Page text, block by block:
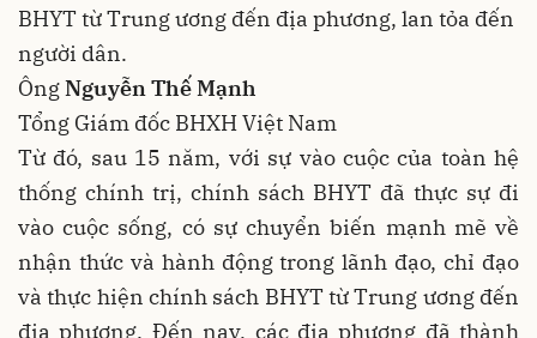
BHYT từ Trung ương đến địa phương, lan tỏa đến
người dân.
ÔngNguyễn Thế Mạnh
Tổng Giám đốc BHXH Việt Nam
Từ đó, sau 15 năm, với sự vào cuộc của toàn hệ
thống chính trị, chính sách BHYT đã thực sự đi
vào cuộc sống, có sự chuyển biến mạnh mẽ về
nhận thức và hành động trong lãnh đạo, chỉ đạo
và thực hiện chính sách BHYT từ Trung ương đến
địa phương. Đến nay, các địa phương đã thành